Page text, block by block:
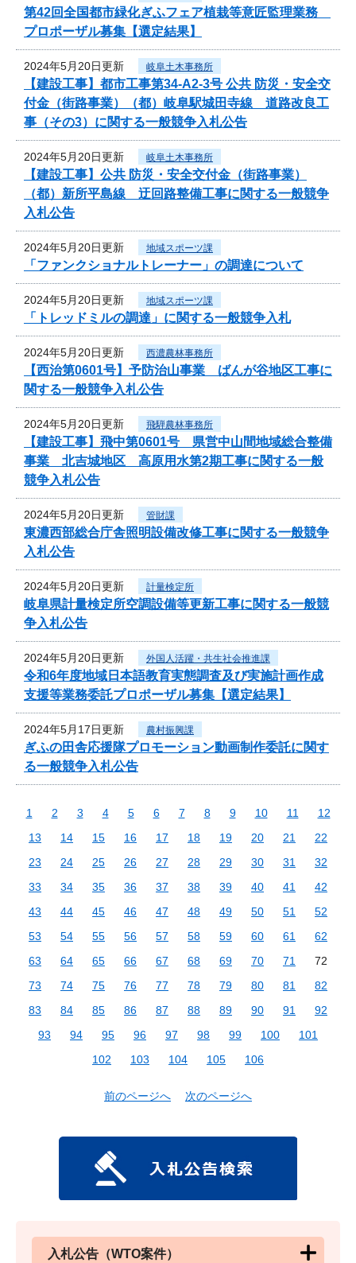
第42回全国都市緑化ぎふフェア植栽等意匠監理業務
プロポーザル募集【選定結果】
2024年5月20日更新 岐阜土木事務所
【建設工事】都市工事第34-A2-3号 公共 防災・安全交
付金（街路事業）（都）岐阜駅城田寺線 道路改良工
事（その3）に関する一般競争入札公告
2024年5月20日更新 岐阜土木事務所
【建設工事】公共 防災・安全交付金（街路事業）
（都）新所平島線 迂回路整備工事に関する一般競争
入札公告
2024年5月20日更新 地域スポーツ課
「ファンクショナルトレーナー」の調達について
2024年5月20日更新 地域スポーツ課
「トレッドミルの調達」に関する一般競争入札
2024年5月20日更新 西濃農林事務所
【西治第0601号】予防治山事業 ばんが谷地区工事に
関する一般競争入札公告
2024年5月20日更新 飛騨農林事務所
【建設工事】飛中第0601号 県営中山間地域総合整備
事業 北吉城地区 高原用水第2期工事に関する一般
競争入札公告
2024年5月20日更新 管財課
東濃西部総合庁舎照明設備改修工事に関する一般競争
入札公告
2024年5月20日更新 計量検定所
岐阜県計量検定所空調設備等更新工事に関する一般競
争入札公告
2024年5月20日更新 外国人活躍・共生社会推進課
令和6年度地域日本語教育実態調査及び実施計画作成
支援等業務委託プロポーザル募集【選定結果】
2024年5月17日更新 農村振興課
ぎふの田舎応援隊プロモーション動画制作委託に関す
る一般競争入札公告
1 2 3 4 5 6 7 8 9 10 11
12
13
14 15 16 17 18 19 20 21
22
23
24 25 26 27 28 29 30 31
32
33
34 35 36 37 38 39 40 41
42
43
44 45 46 47 48 49 50 51
52
53
54 55 56 57 58 59 60 61
62
63
64 65 66 67 68 69 70 71
72
73
74 75 76 77 78 79 80 81
82
83
84 85 86 87 88 89 90 91
92
93
94 95 96 97 98 99 100
101
102
103 104 105 106
前のページへ 次のページへ
入札公告（WTO案件）